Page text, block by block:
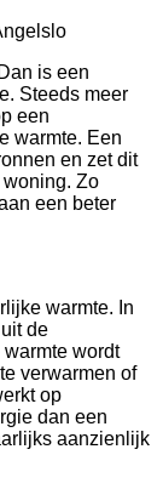
is een
Steeds meer
een
warmte. Een
en zet dit
Zo
een beter
warmte. In
de
wordt
verwarmen of
op
dan een
aanzienlijk